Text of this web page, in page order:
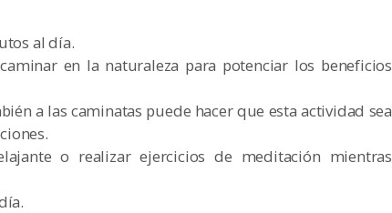
al día.
en la naturaleza para potenciar los beneficios
a las caminatas puede hacer que esta actividad sea
o realizar ejercicios de meditación mientras